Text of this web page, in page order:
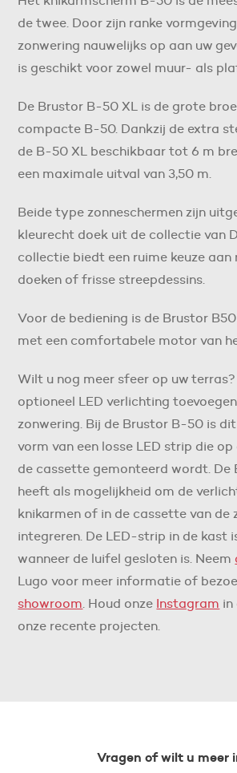
de twee. Door zijn ranke
zonwering nauwelijks op aan uw
is geschikt voor zowel muur- als
De Brustor B-50 XL is de grote
compacte B-50. Dankzij de extra
de B-50 XL beschikbaar tot 6 m
een maximale uitval van 3,50 m.
Beide type zonneschermen zijn
kleurecht doek uit de collectie van
collectie biedt een ruime keuze
doeken of frisse streepdessins.
Voor de bediening is de Brustor
met een comfortabele motor van
Wilt u nog meer sfeer op uw
optioneel LED verlichting
zonwering. Bij de Brustor B-50 is
vorm van een losse LED strip die
de cassette gemonteerd wordt. De
heeft als mogelijkheid om de
knikarmen of in de cassette van de
integreren. De LED-strip in de kast
wanneer de luifel gesloten is. Neem
Lugo voor meer informatie of
showroom . Houd onze Instagram in
onze recente projecten.
Vragen of wilt u meer